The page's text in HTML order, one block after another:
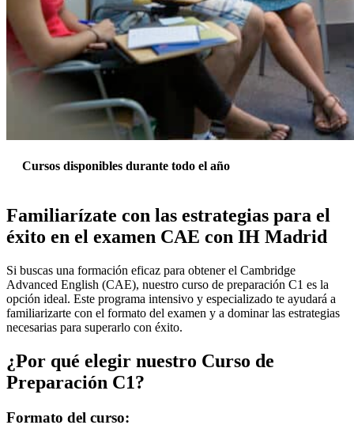
Cursos disponibles durante todo el año
Familiarízate con las estrategias para el
éxito en el examen CAE con IH Madrid
Si buscas una formación eficaz para obtener el Cambridge
Advanced English (CAE), nuestro curso de preparación C1 es la
opción ideal. Este programa intensivo y especializado te ayudará a
familiarizarte con el formato del examen y a dominar las estrategias
necesarias para superarlo con éxito.
¿Por qué elegir nuestro Curso de
Preparación C1?
Formato del curso: